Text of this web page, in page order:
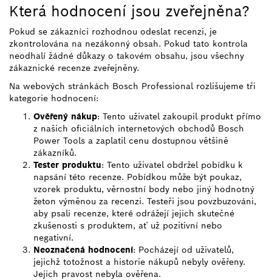
Která hodnocení jsou zveřejněna?
Pokud se zákazníci rozhodnou odeslat recenzi, je
zkontrolována na nezákonný obsah. Pokud tato kontrola
neodhalí žádné důkazy o takovém obsahu, jsou všechny
zákaznické recenze zveřejněny.
Na webových stránkách Bosch Professional rozlišujeme tři
kategorie hodnocení:
Ověřený nákup: Tento uživatel zakoupil produkt přímo
z našich oficiálních internetových obchodů Bosch
Power Tools a zaplatil cenu dostupnou většině
zákazníků.
Tester produktu: Tento uživatel obdržel pobídku k
napsání této recenze. Pobídkou může být poukaz,
vzorek produktu, věrnostní body nebo jiný hodnotný
žeton výměnou za recenzi. Testeři jsou povzbuzováni,
aby psali recenze, které odrážejí jejich skutečné
zkušenosti s produktem, ať už pozitivní nebo
negativní.
Neoznačená hodnocení: Pocházejí od uživatelů,
jejichž totožnost a historie nákupů nebyly ověřeny.
Jejich pravost nebyla ověřena.